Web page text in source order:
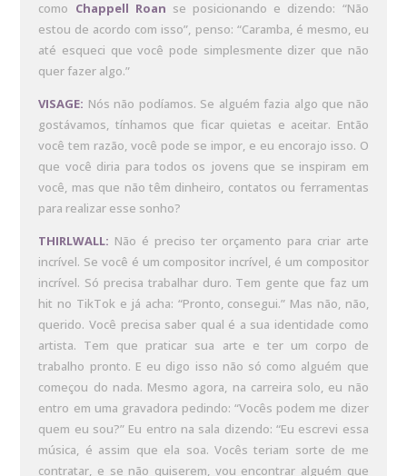
como Chappell Roan se posicionando e dizendo: “Não
estou de acordo com isso”, penso: “Caramba, é mesmo, eu
até esqueci que você pode simplesmente dizer que não
quer fazer algo.”
VISAGE: Nós não podíamos. Se alguém fazia algo que não
gostávamos, tínhamos que ficar quietas e aceitar. Então
você tem razão, você pode se impor, e eu encorajo isso. O
que você diria para todos os jovens que se inspiram em
você, mas que não têm dinheiro, contatos ou ferramentas
para realizar esse sonho?
THIRLWALL: Não é preciso ter orçamento para criar arte
incrível. Se você é um compositor incrível, é um compositor
incrível. Só precisa trabalhar duro. Tem gente que faz um
hit no TikTok e já acha: “Pronto, consegui.” Mas não, não,
querido. Você precisa saber qual é a sua identidade como
artista. Tem que praticar sua arte e ter um corpo de
trabalho pronto. E eu digo isso não só como alguém que
começou do nada. Mesmo agora, na carreira solo, eu não
entro em uma gravadora pedindo: “Vocês podem me dizer
quem eu sou?” Eu entro na sala dizendo: “Eu escrevi essa
música, é assim que ela soa. Vocês teriam sorte de me
contratar, e se não quiserem, vou encontrar alguém que